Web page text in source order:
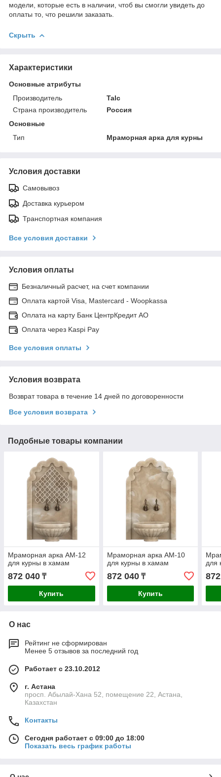
модели, которые есть в наличии, чтоб вы смогли увидеть до
оплаты то, что решили заказать.
Скрыть
Характеристики
Основные атрибуты
Производитель
Talc
Страна производитель
Россия
Основные
Тип
Мраморная арка для курны
Условия доставки
Самовывоз
Доставка курьером
Транспортная компания
Все условия доставки
Условия оплаты
Безналичный расчет, на счет компании
Оплата картой Visa, Mastercard - Woopkassa
Оплата на карту Банк ЦентрКредит АО
Оплата через Kaspi Pay
Все условия оплаты
Условия возврата
Возврат товара в течение 14 дней по договоренности
Все условия возврата
Подобные товары компании
Мраморная арка АМ-12
для курны в хамам
872 040 ₸
Купить
Мраморная арка АМ-10
для курны в хамам
872 040₸
Купить
для
О нас
Рейтинг не сформирован
Менее 5 отзывов за последний год
Работает с 23.10.2012
г. Астана
просп. Абылай-Хана 52, помещение 22, Астана,
Казахстан
Контакты
Сегодня работает с 09:00 до 18:00
Показать весь график работы